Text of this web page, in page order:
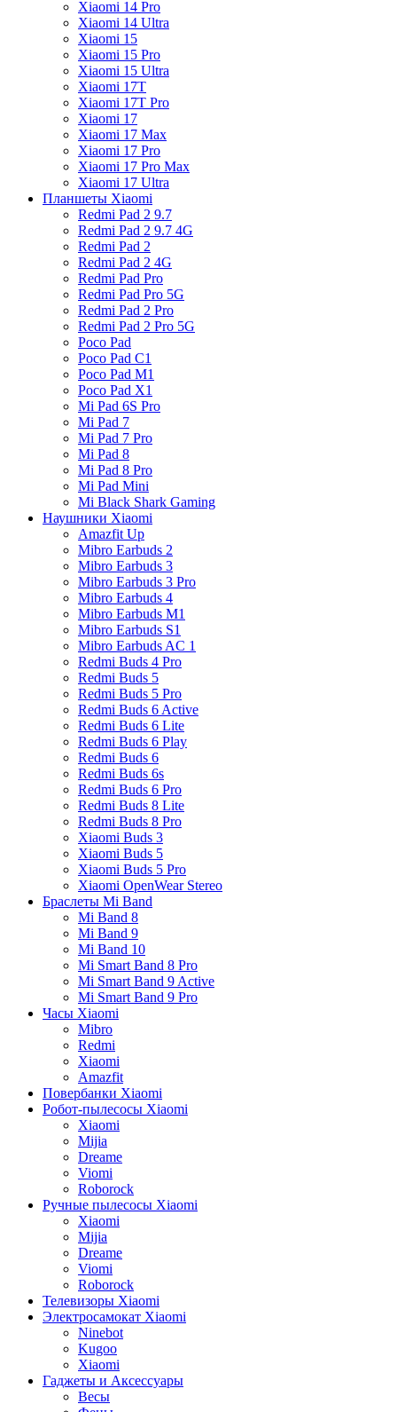
Xiaomi 14 Pro
Xiaomi 14 Ultra
Xiaomi 15
Xiaomi 15 Pro
Xiaomi 15 Ultra
Xiaomi 17T
Xiaomi 17T Pro
Xiaomi 17
Xiaomi 17 Max
Xiaomi 17 Pro
Xiaomi 17 Pro Max
Xiaomi 17 Ultra
Планшеты Xiaomi
Redmi Pad 2 9.7
Redmi Pad 2 9.7 4G
Redmi Pad 2
Redmi Pad 2 4G
Redmi Pad Pro
Redmi Pad Pro 5G
Redmi Pad 2 Pro
Redmi Pad 2 Pro 5G
Poco Pad
Poco Pad C1
Poco Pad M1
Poco Pad X1
Mi Pad 6S Pro
Mi Pad 7
Mi Pad 7 Pro
Mi Pad 8
Mi Pad 8 Pro
Mi Pad Mini
Mi Black Shark Gaming
Наушники Xiaomi
Amazfit Up
Mibro Earbuds 2
Mibro Earbuds 3
Mibro Earbuds 3 Pro
Mibro Earbuds 4
Mibro Earbuds M1
Mibro Earbuds S1
Mibro Earbuds AC 1
Redmi Buds 4 Pro
Redmi Buds 5
Redmi Buds 5 Pro
Redmi Buds 6 Active
Redmi Buds 6 Lite
Redmi Buds 6 Play
Redmi Buds 6
Redmi Buds 6s
Redmi Buds 6 Pro
Redmi Buds 8 Lite
Redmi Buds 8 Pro
Xiaomi Buds 3
Xiaomi Buds 5
Xiaomi Buds 5 Pro
Xiaomi OpenWear Stereo
Браслеты Mi Band
Mi Band 8
Mi Band 9
Mi Band 10
Mi Smart Band 8 Pro
Mi Smart Band 9 Active
Mi Smart Band 9 Pro
Часы Xiaomi
Mibro
Redmi
Xiaomi
Amazfit
Повербанки Xiaomi
Робот-пылесосы Xiaomi
Xiaomi
Mijia
Dreame
Viomi
Roborock
Ручные пылесосы Xiaomi
Xiaomi
Mijia
Dreame
Viomi
Roborock
Телевизоры Xiaomi
Электросамокат Xiaomi
Ninebot
Kugoo
Xiaomi
Гаджеты и Аксессуары
Весы